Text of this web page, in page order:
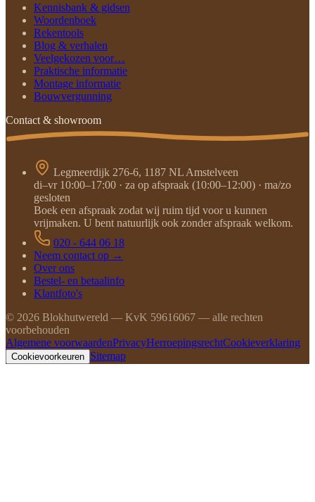
Kennisbank & gidsen
Woordenboek
Rekentools
Blog & verhalen
Veelgekozen voor…
Praktische informatie
Montage informatie
Bouwvergunning
Contact & showroom
Legmeerdijk 276-6, 1187 NL Amstelveen
di–vr 10:00–17:00 · za op afspraak (10:00–12:00) · ma/zo
gesloten
Boek een afspraak zodat wij ruim tijd voor u kunnen
vrijmaken. U bent natuurlijk ook zonder afspraak welkom.
020 - 644 06 18
Neem contact op →
Over ons
Bestel- en betaalinfo
Klantfoto's
© 2026 Blokhutwereld — KvK 59616067 — alle rechten
voorbehouden
Algemene voorwaardenPrivacyHerroepingsrechtCookieverklaring
Cookievoorkeuren Sitemap